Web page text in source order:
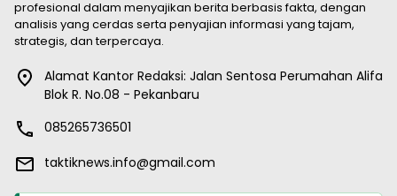
profesional dalam menyajikan berita berbasis fakta, dengan
analisis yang cerdas serta penyajian informasi yang tajam,
strategis, dan terpercaya.
Alamat Kantor Redaksi: Jalan Sentosa Perumahan Alifa
Blok R. No.08 - Pekanbaru
085265736501
taktiknews.info@gmail.com